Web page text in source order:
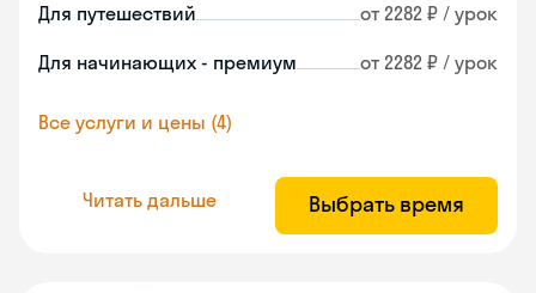
Для путешествий от 2282 ₽ / урок
Для начинающих - премиум от 2282 ₽ / урок
Все услуги и цены (4)
Читать дальше Выбрать время